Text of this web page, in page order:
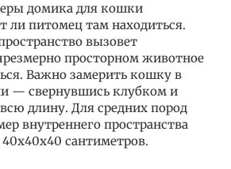
домика для кошки
ли питомец там находиться.
вызовет
просторном животное
Важно замерить кошку в
— свернувшись клубком и
длину. Для средних пород
внутреннего пространства
40х40х40 сантиметров.